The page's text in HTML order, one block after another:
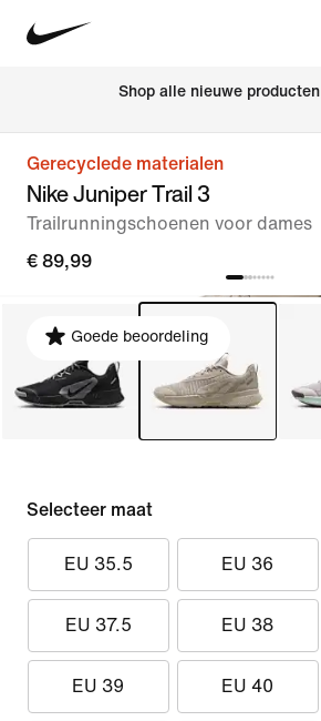
Shop alle nieuwe producten
Gerecyclede materialen
Nike Juniper Trail 3
Trailrunningschoenen voor dames
€ 89,99
Goede beoordeling
Selecteer maat
EU 35.5 EU 36
EU 37.5 EU 38
EU 39 EU 40